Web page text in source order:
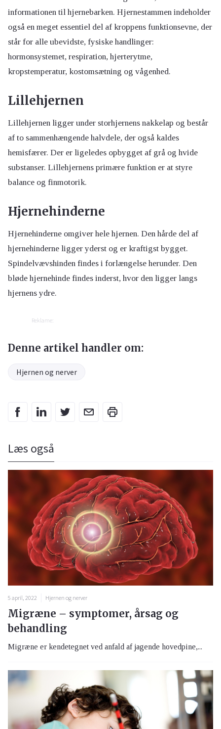
informationen til hjernebarken. Hjernestammen indeholder
også en meget essentiel del af kroppens funktionsevne, der
står for alle ubevidste, fysiske handlinger:
hormonsystemet, respiration, hjerterytme,
kropstemperatur, kostomsætning og vågenhed.
Lillehjernen
Lillehjernen ligger under storhjernens nakkelap og består
af to sammenhængende halvdele, der også kaldes
hemisfærer. Der er ligeledes opbygget af grå og hvide
substanser. Lillehjernens primære funktion er at styre
balance og finmotorik.
Hjernehinderne
Hjernehinderne omgiver hele hjernen. Den hårde del af
hjernehinderne ligger yderst og er kraftigst bygget.
Spindelvævshinden findes i forlængelse herunder. Den
bløde hjernehinde findes inderst, hvor den ligger langs
hjernens ydre.
Reklame:
Denne artikel handler om:
Hjernen og nerver
Læs også
5 april, 2022 Hjernen og nerver
Migræne – symptomer, årsag og
behandling
Migræne er kendetegnet ved anfald af jagende hovedpine,...